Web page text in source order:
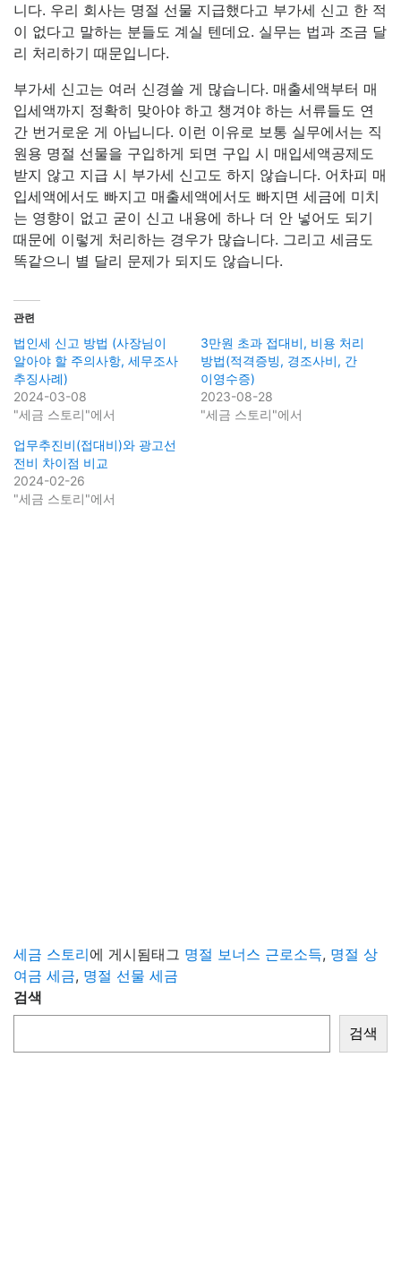
니다. 우리 회사는 명절 선물 지급했다고 부가세 신고 한 적
이 없다고 말하는 분들도 계실 텐데요. 실무는 법과 조금 달
리 처리하기 때문입니다.
부가세 신고는 여러 신경쓸 게 많습니다. 매출세액부터 매
입세액까지 정확히 맞아야 하고 챙겨야 하는 서류들도 연
간 번거로운 게 아닙니다. 이런 이유로 보통 실무에서는 직
원용 명절 선물을 구입하게 되면 구입 시 매입세액공제도
받지 않고 지급 시 부가세 신고도 하지 않습니다. 어차피 매
입세액에서도 빠지고 매출세액에서도 빠지면 세금에 미치
는 영향이 없고 굳이 신고 내용에 하나 더 안 넣어도 되기
때문에 이렇게 처리하는 경우가 많습니다. 그리고 세금도
똑같으니 별 달리 문제가 되지도 않습니다.
관련
법인세 신고 방법 (사장님이
알아야 할 주의사항, 세무조사
추징사례)
2024-03-08
"세금 스토리"에서
3만원 초과 접대비, 비용 처리
방법(적격증빙, 경조사비, 간
이영수증)
2023-08-28
"세금 스토리"에서
업무추진비(접대비)와 광고선
전비 차이점 비교
2024-02-26
"세금 스토리"에서
세금 스토리에 게시됨태그 명절 보너스 근로소득, 명절 상
여금 세금, 명절 선물 세금
검색
검색